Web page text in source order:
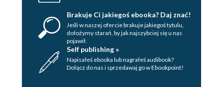
Brakuje Ci jakiegoś ebooka? Daj znać!
Jeśli w naszej ofercie brakuje jakiegoś tytulu,
dołożymy starań, by jak najszybciej się u nas
pojawił.
Self publishing »
Napisałeś ebooka lub nagrałeś audibook?
Dołącz do nas i sprzedawaj go w Ebookpoint!